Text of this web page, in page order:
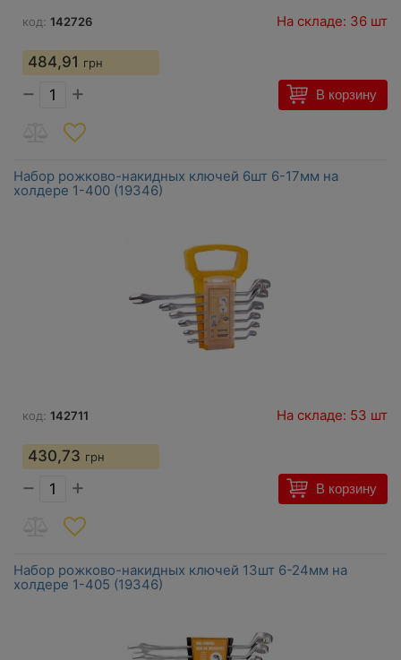
код: 142726 На складе: 36 шт
484,91 грн
− + В корзину
Набор рожково-накидных ключей 6шт 6-17мм на
холдере 1-400 (19346)
код: 142711 На складе: 53 шт
430,73 грн
− + В корзину
Набор рожково-накидных ключей 13шт 6-24мм на
холдере 1-405 (19346)